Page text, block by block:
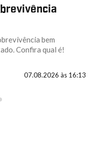
bem
Confira qual é!
07.08.2026 às 16:13